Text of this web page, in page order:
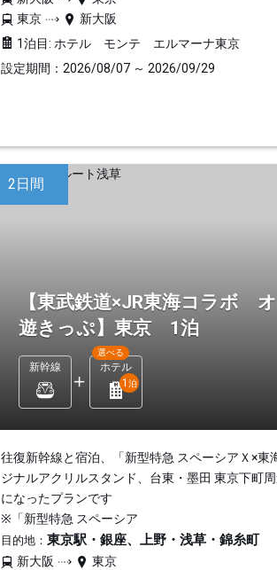
東京
新大阪
1泊目: ホテル モンテ エルマーナ東京
設定期間：2026/08/07 ～ 2026/09/29
2日間
【東武鉄道×JR東海コラボ
遊きっぷ】東京 1泊
新幹線 ホテル
選べる
1 泊
往復新幹線と宿泊、「新型特急 スペーシアＸ×東
ジナルアクリルスタンド、台東・墨田 東京下町
になったプランです
※「新型特急 スペーシア
目的地： 東京駅・銀座、上野・浅草・錦糸町
新大阪
東京